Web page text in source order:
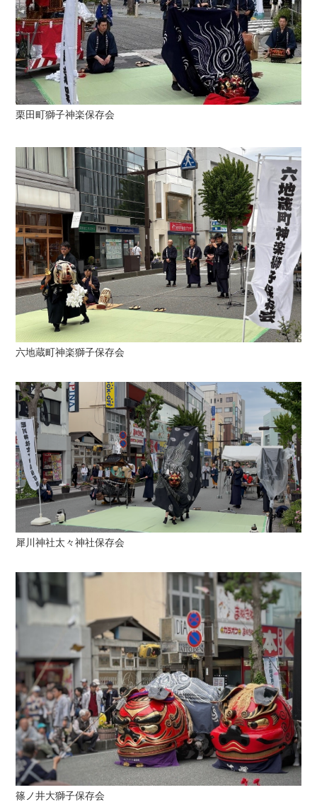
栗田町獅子神楽保存会
六地蔵町神楽獅子保存会
犀川神社太々神社保存会
篠ノ井大獅子保存会